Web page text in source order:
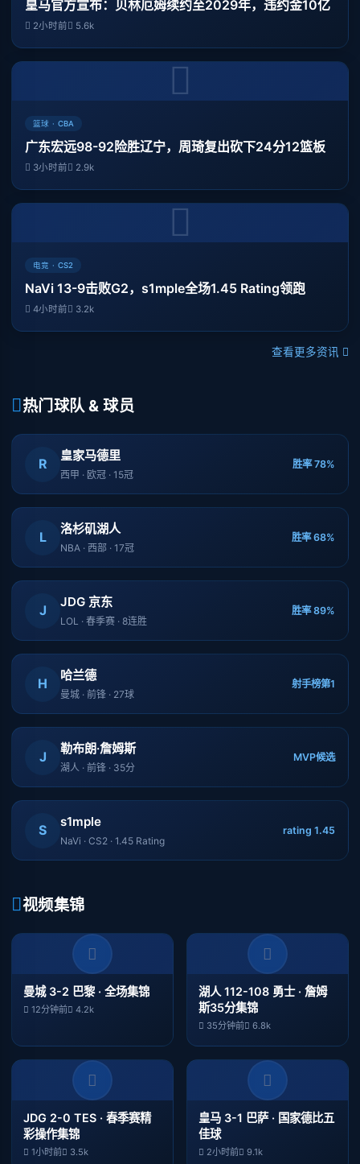
皇马官方宣布：贝林厄姆续约至2029年，违约金10亿
2小时前 5.6k
篮球 · CBA
广东宏远98-92险胜辽宁，周琦复出砍下24分12篮板
3小时前 2.9k
电竞 · CS2
NaVi 13-9击败G2，s1mple全场1.45 Rating领跑
4小时前 3.2k
查看更多资讯
热门球队 & 球员
R
皇家马德里
西甲 · 欧冠 · 15冠
胜率 78%
L
洛杉矶湖人
NBA · 西部 · 17冠
胜率 68%
J
JDG 京东
LOL · 春季赛 · 8连胜
胜率 89%
H
哈兰德
曼城 · 前锋 · 27球
射手榜第1
J
勒布朗·詹姆斯
湖人 · 前锋 · 35分
MVP候选
S
s1mple
NaVi · CS2 · 1.45 Rating
rating 1.45
视频集锦
曼城 3-2 巴黎 · 全场集锦
12分钟前 4.2k
湖人 112-108 勇士 · 詹姆
斯35分集锦
35分钟前 6.8k
JDG 2-0 TES · 春季赛精
彩操作集锦
1小时前 3.5k
皇马 3-1 巴萨 · 国家德比五
佳球
2小时前 9.1k